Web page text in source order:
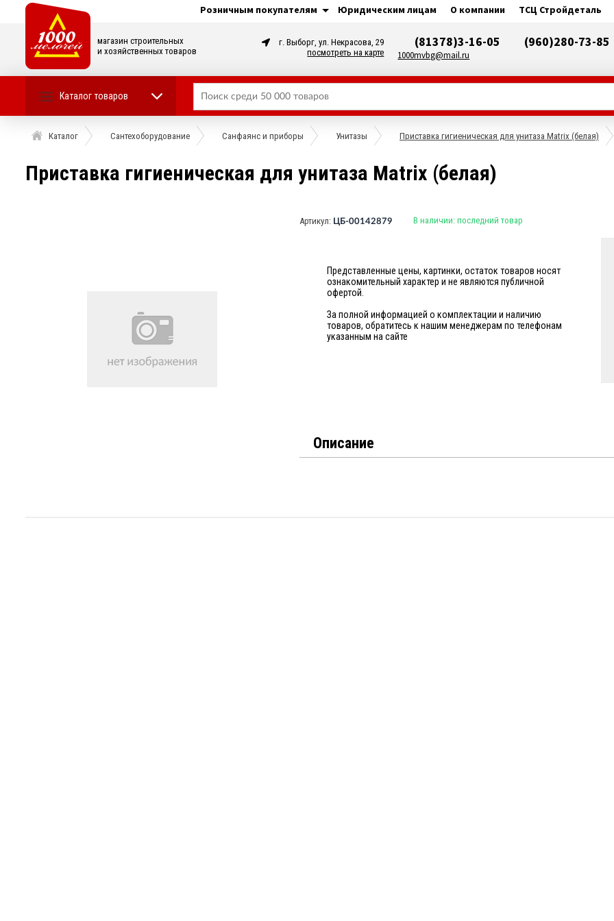
Розничным покупателям Юридическим лицам О компании ТСЦ Стройдеталь
магазин строительных
и хозяйственных товаров
г. Выборг, ул. Некрасова, 29
посмотреть на карте
(81378)3-16-05 (960)280-73-85
1000mvbg@mail.ru
Каталог товаров
Каталог Сантехоборудование Санфаянс и приборы Унитазы Приставка гигиеническая для унитаза Matrix (белая)
Приставка гигиеническая для унитаза Matrix (белая)
Артикул: ЦБ-00142879 В наличии: последний товар
Представленные цены, картинки, остаток товаров носят
ознакомительный характер и не являются публичной
офертой.
За полной информацией о комплектации и наличию
товаров, обратитесь к нашим менеджерам по телефонам
указанным на сайте
Описание